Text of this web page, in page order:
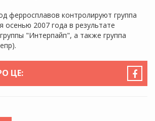
ферросплавов контролируют группа
осенью 2007 года в результате
"Интерпайп", а также группа
ЦЕ: